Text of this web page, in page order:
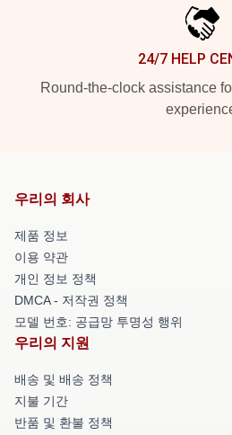
24/7 HELP
Round-the-clock assistance
우리의 회사
제품 정보
이용 약관
개인 정보 정책
DMCA - 저작권 정책
모델 번호: 공급망 투명성 행위
우리의 지원
배송 및 배송 정책
지불 기간
반품 및 환불 정책